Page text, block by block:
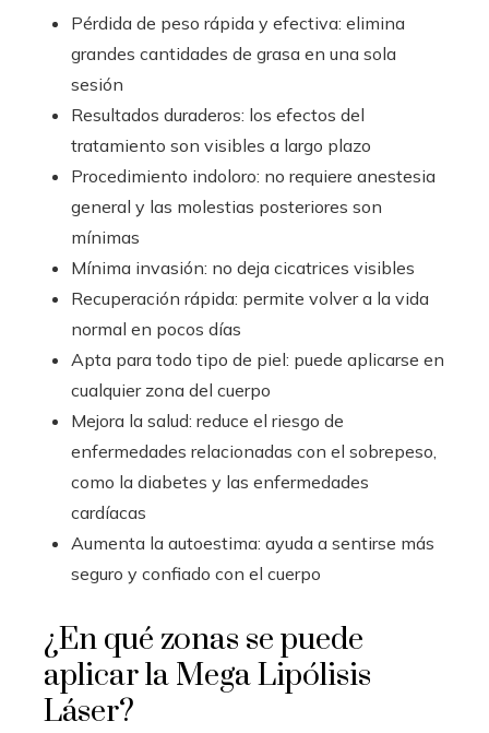
Pérdida de peso rápida y efectiva: elimina
grandes cantidades de grasa en una sola
sesión
Resultados duraderos: los efectos del
tratamiento son visibles a largo plazo
Procedimiento indoloro: no requiere anestesia
general y las molestias posteriores son
mínimas
Mínima invasión: no deja cicatrices visibles
Recuperación rápida: permite volver a la vida
normal en pocos días
Apta para todo tipo de piel: puede aplicarse en
cualquier zona del cuerpo
Mejora la salud: reduce el riesgo de
enfermedades relacionadas con el sobrepeso,
como la diabetes y las enfermedades
cardíacas
Aumenta la autoestima: ayuda a sentirse más
seguro y confiado con el cuerpo
¿En qué zonas se puede
aplicar la Mega Lipólisis
Láser?